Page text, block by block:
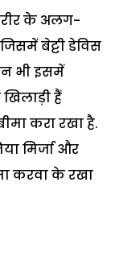
के अलग-
बेट्टी डेविस
भी इसमें
हैं
करा रखा है.
मिर्जा और
करवा के रखा